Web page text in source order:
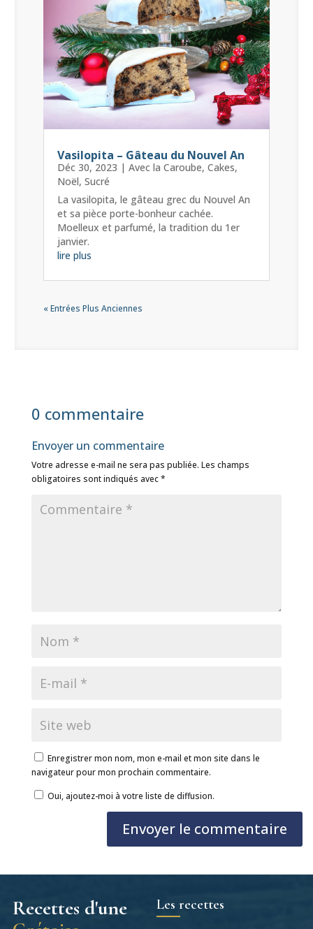
Vasilopita – Gâteau du Nouvel An
Déc 30, 2023 | Avec la Caroube, Cakes,
Noël, Sucré
La vasilopita, le gâteau grec du Nouvel An
et sa pièce porte-bonheur cachée.
Moelleux et parfumé, la tradition du 1er
janvier.
lire plus
« Entrées Plus Anciennes
0 commentaire
Envoyer un commentaire
Votre adresse e-mail ne sera pas publiée. Les champs
obligatoires sont indiqués avec*
Enregistrer mon nom, mon e-mail et mon site dans le
navigateur pour mon prochain commentaire.
Oui, ajoutez-moi à votre liste de diffusion.
Envoyer le commentaire
Recettes d'une
Les recettes